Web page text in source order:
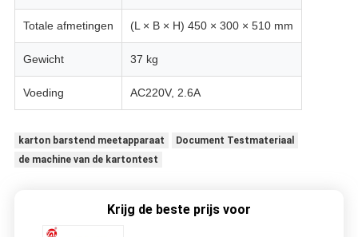
Totale afmetingen (L × B × H) 450 × 300 × 510 mm
Gewicht 37 kg
Voeding AC220V, 2.6A
karton barstend meetapparaat
Document Testmateriaal
de machine van de kartontest
Krijg de beste prijs voor